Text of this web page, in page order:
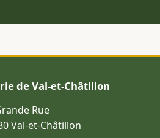
de Val-et-Châtillon
Rue
Val-et-Châtillon